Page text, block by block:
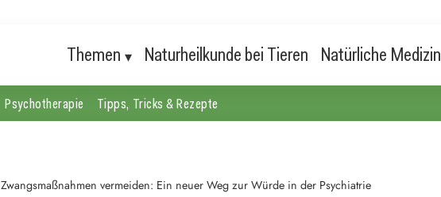
Themen Naturheilkunde bei Tieren Natürliche Medizin
Psychotherapie Tipps, Tricks & Rezepte
Zwangsmaßnahmen vermeiden: Ein neuer Weg zur Würde in der Psychiatrie